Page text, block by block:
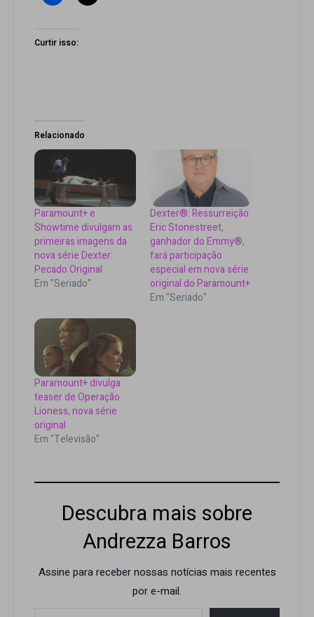
Curtir isso:
Relacionado
Paramount+ e
Showtime divulgam as
primeiras imagens da
nova série Dexter:
Pecado Original
Em "Seriado"
Dexter®: Ressurreição:
Eric Stonestreet,
ganhador do Emmy®,
fará participação
especial em nova série
original do Paramount+
Em "Seriado"
Paramount+ divulga
teaser de Operação
Lioness, nova série
original
Em "Televisão"
Descubra mais sobre
Andrezza Barros
Assine para receber nossas notícias mais recentes
por e-mail.